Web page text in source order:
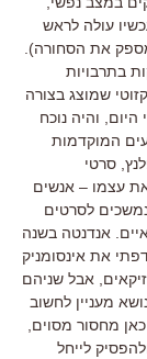
עולה לראש
את הסחורה).
בתרבויות
שמוצג בצורה
והיה נוכח
המוקדמות
סרטי
עצמו – אנשים
לסרטים
אנדנטה בשנה
את אינסומניק
אבל שניהם
מעניין לחשוב
מחסור מסוים,
לייחל